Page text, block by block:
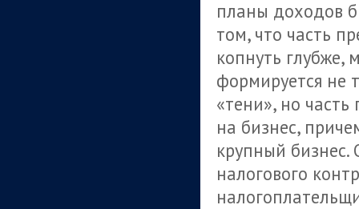
планы доходов
том, что часть
копнуть
формируется не
«тени», но
на бизнес,
крупный бизнес.
налогового